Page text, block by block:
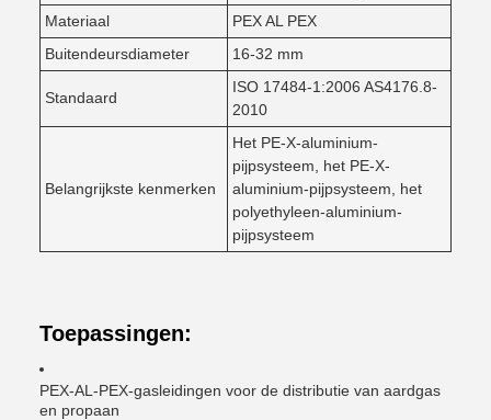
Materiaal
PEX AL PEX
Buitendeursdiameter
16-32 mm
Standaard
ISO 17484-1:2006 AS4176.8-
2010
Belangrijkste kenmerken
Het PE-X-aluminium-
pijpsysteem, het PE-X-
aluminium-pijpsysteem, het
polyethyleen-aluminium-
pijpsysteem
Toepassingen:
PEX-AL-PEX-gasleidingen voor de distributie van aardgas
en propaan